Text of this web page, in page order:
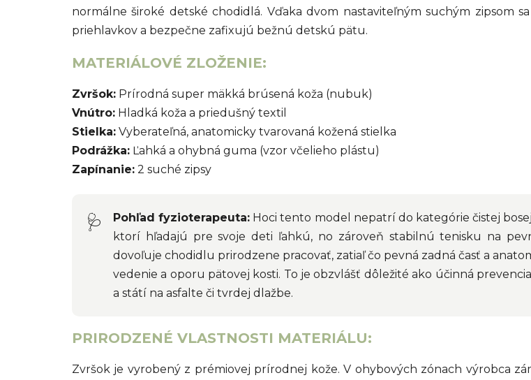
normálne široké detské chodidlá. Vďaka dvom nastaviteľným suchým zipsom
priehlavkov a bezpečne zafixujú bežnú detskú pätu.
MATERIÁLOVÉ ZLOŽENIE:
Zvršok: Prírodná super mäkká brúsená koža (nubuk)
Vnútro: Hladká koža a priedušný textil
Stielka: Vyberateľná, anatomicky tvarovaná kožená stielka
Podrážka: Ľahká a ohybná guma (vzor včelieho plástu)
Zapínanie: 2 suché zipsy
🩺 Pohľad fyzioterapeuta: Hoci tento model nepatrí do kategórie čistej
ktorí hľadajú pre svoje deti ľahkú, no zároveň stabilnú tenisku na
dovoľuje chodidlu prirodzene pracovať, zatiaľ čo pevná zadná časť a
vedenie a oporu pätovej kosti. To je obzvlášť dôležité ako účinná
a státí na asfalte či tvrdej dlažbe.
PRIRODZENÉ VLASTNOSTI MATERIÁLU:
Zvršok je vyrobený z prémiovej prírodnej kože. V ohybových zónach výrobca